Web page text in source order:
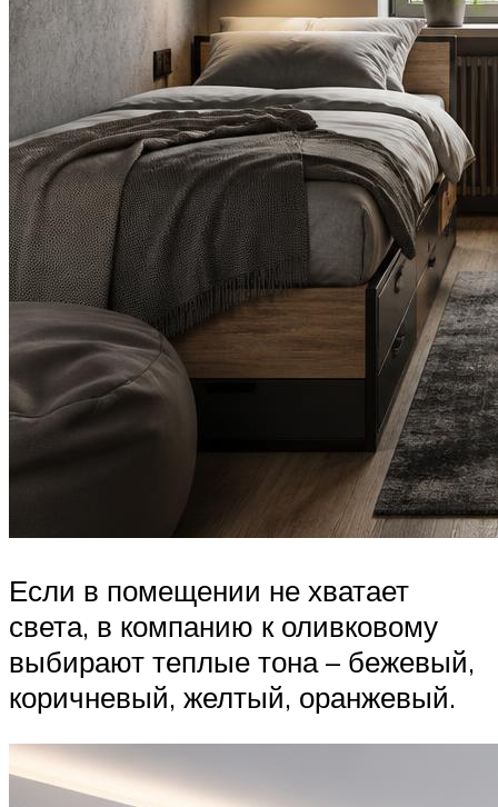
Если в помещении не хватает
света, в компанию к оливковому
выбирают теплые тона – бежевый,
коричневый, желтый, оранжевый.